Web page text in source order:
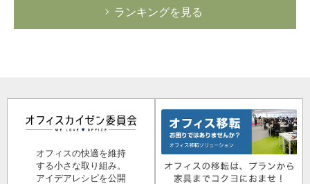
ランキングを見る
オフィスの快適を維持
する小さな取り組み。
アイデアレシピを公開